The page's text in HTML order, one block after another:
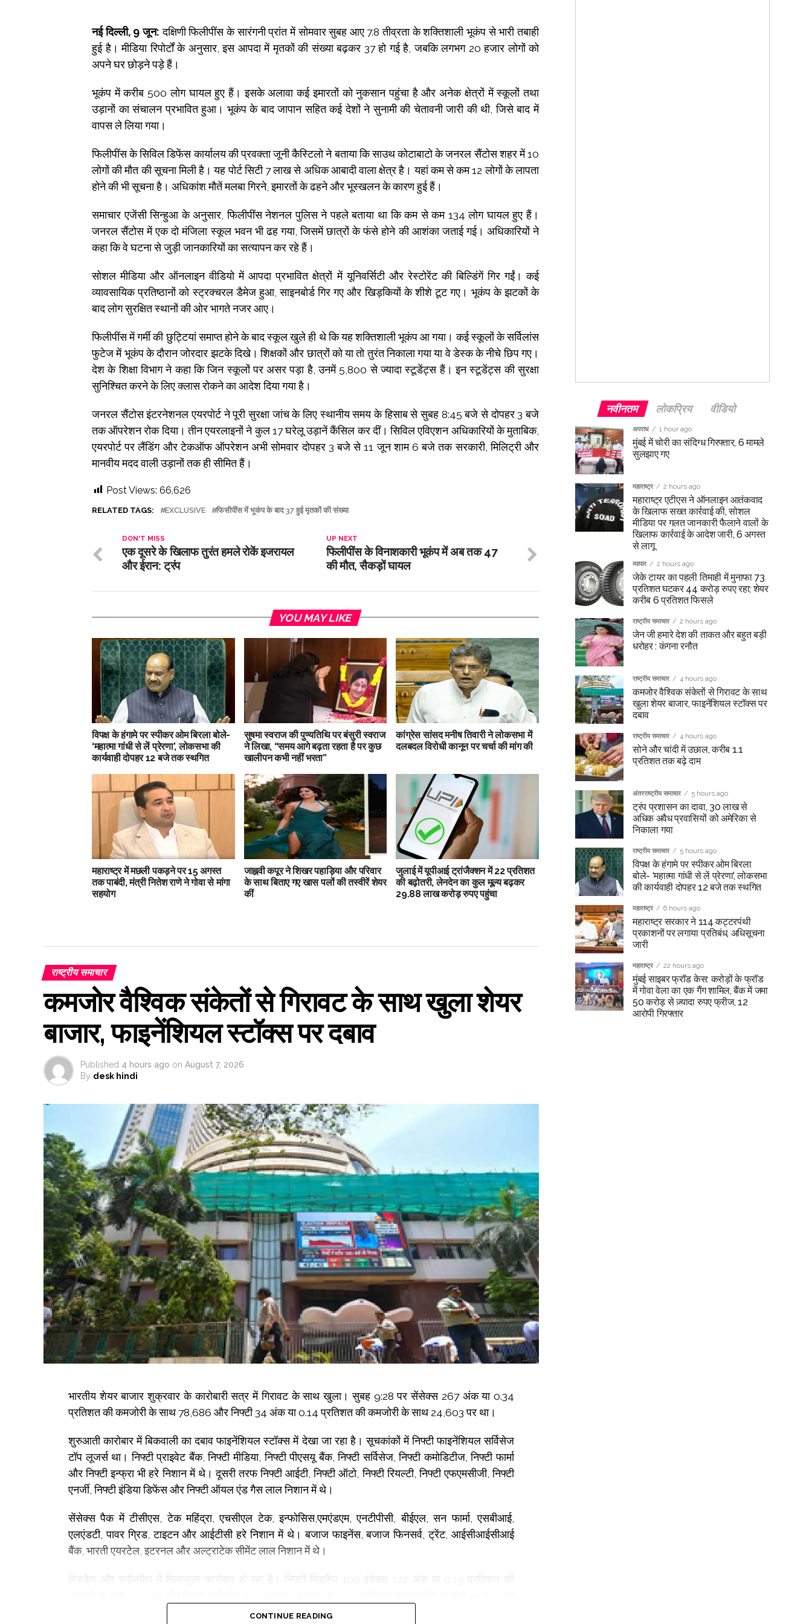
नई दिल्ली, 9 जून:दक्षिणी फिलीपींस के सारंगनी प्रांत में सोमवार सुबह आए 7.8 तीव्रता के शक्तिशाली भूकंप से भारी तबाही
हुई है। मीडिया रिपोर्टों के अनुसार, इस आपदा में मृतकों की संख्या बढ़कर 37 हो गई है, जबकि लगभग 20 हजार लोगों को
अपने घर छोड़ने पड़े हैं।
भूकंप में करीब 500 लोग घायल हुए हैं। इसके अलावा कई इमारतों को नुकसान पहुंचा है और अनेक क्षेत्रों में स्कूलों तथा
उड़ानों का संचालन प्रभावित हुआ। भूकंप के बाद जापान सहित कई देशों ने सुनामी की चेतावनी जारी की थी, जिसे बाद में
वापस ले लिया गया।
फिलीपींस के सिविल डिफेंस कार्यालय की प्रवक्ता जूनी कैस्टिलो ने बताया कि साउथ कोटाबाटो के जनरल सैंटोस शहर में 10
लोगों की मौत की सूचना मिली है। यह पोर्ट सिटी 7 लाख से अधिक आबादी वाला क्षेत्र है। यहां कम से कम 12 लोगों के लापता
होने की भी सूचना है। अधिकांश मौतें मलबा गिरने, इमारतों के ढहने और भूस्खलन के कारण हुई हैं।
समाचार एजेंसी सिन्हुआ के अनुसार, फिलीपींस नेशनल पुलिस ने पहले बताया था कि कम से कम 134 लोग घायल हुए हैं।
जनरल सैंटोस में एक दो मंजिला स्कूल भवन भी ढह गया, जिसमें छात्रों के फंसे होने की आशंका जताई गई। अधिकारियों ने
कहा कि वे घटना से जुड़ी जानकारियों का सत्यापन कर रहे हैं।
सोशल मीडिया और ऑनलाइन वीडियो में आपदा प्रभावित क्षेत्रों में यूनिवर्सिटी और रेस्टोरेंट की बिल्डिंगें गिर गईं। कई
व्यावसायिक प्रतिष्ठानों को स्ट्रक्चरल डैमेज हुआ, साइनबोर्ड गिर गए और खिड़कियों के शीशे टूट गए। भूकंप के झटकों के
बाद लोग सुरक्षित स्थानों की ओर भागते नजर आए।
फिलीपींस में गर्मी की छुट्टियां समाप्त होने के बाद स्कूल खुले ही थे कि यह शक्तिशाली भूकंप आ गया। कई स्कूलों के सर्विलांस
फुटेज में भूकंप के दौरान जोरदार झटके दिखे। शिक्षकों और छात्रों को या तो तुरंत निकाला गया या वे डेस्क के नीचे छिप गए।
देश के शिक्षा विभाग ने कहा कि जिन स्कूलों पर असर पड़ा है, उनमें 5,800 से ज्यादा स्टूडेंट्स हैं। इन स्टूडेंट्स की सुरक्षा
सुनिश्चित करने के लिए क्लास रोकने का आदेश दिया गया है।
जनरल सैंटोस इंटरनेशनल एयरपोर्ट ने पूरी सुरक्षा जांच के लिए स्थानीय समय के हिसाब से सुबह 8:45 बजे से दोपहर 3 बजे
तक ऑपरेशन रोक दिया। तीन एयरलाइनों ने कुल 17 घरेलू उड़ानें कैंसिल कर दीं। सिविल एविएशन अधिकारियों के मुताबिक,
एयरपोर्ट पर लैंडिंग और टेकऑफ ऑपरेशन अभी सोमवार दोपहर 3 बजे से 11 जून शाम 6 बजे तक सरकारी, मिलिट्री और
मानवीय मदद वाली उड़ानों तक ही सीमित हैं।
Post Views: 66,626
RELATED TAGS: EXCLUSIVE फिसीपींस में भूकंप के बाद 37 हुई मृतकों की संख्या
UP NEXT
फिलीपींस के विनाशकारी भूकंप में अब तक 47
की मौत, सैकड़ों घायल
DON'T MISS
एक दूसरे के खिलाफ तुरंत हमले रोकें इजरायल
और ईरान: ट्रंप
YOU MAY LIKE
विपक्ष के हंगामे पर स्पीकर ओम बिरला बोले-
‘महात्मा गांधी से लें प्रेरणा’, लोकसभा की
कार्यवाही दोपहर 12 बजे तक स्थगित
सुषमा स्वराज की पुण्यतिथि पर बंसुरी स्वराज
ने लिखा, “समय आगे बढ़ता रहता है पर कुछ
खालीपन कभी नहीं भरता”
कांग्रेस सांसद मनीष तिवारी ने लोकसभा में
दलबदल विरोधी कानून पर चर्चा की मांग की
महाराष्ट्र में मछली पकड़ने पर 15 अगस्त
तक पाबंदी, मंत्री नितेश राणे ने गोवा से मांगा
सहयोग
जाह्नवी कपूर ने शिखर पहाड़िया और परिवार
के साथ बिताए गए खास पलों की तस्वीरें शेयर
कीं
जुलाई में यूपीआई ट्रांजैक्शन में 22 प्रतिशत
की बढ़ोतरी, लेनदेन का कुल मूल्य बढ़कर
29.88 लाख करोड़ रुपए पहुंचा
राष्ट्रीय समाचार
कमजोर वैश्विक संकेतों से गिरावट के साथ खुला शेयर
बाजार, फाइनेंशियल स्टॉक्स पर दबाव
Published 4 hours ago on August 7, 2026
By desk hindi
भारतीय शेयर बाजार शुक्रवार के कारोबारी सत्र में गिरावट के साथ खुला। सुबह 9:28 पर सेंसेक्स 267 अंक या 0.34
प्रतिशत की कमजोरी के साथ 78,686 और निफ्टी 34 अंक या 0.14 प्रतिशत की कमजोरी के साथ 24,603 पर था।
शुरुआती कारोबार में बिकवाली का दबाव फाइनेंशियल स्टॉक्स में देखा जा रहा है। सूचकांकों में निफ्टी फाइनेंशियल सर्विसेज
टॉप लूजर्स था। निफ्टी प्राइवेट बैंक, निफ्टी मीडिया, निफ्टी पीएसयू बैंक, निफ्टी सर्विसेज, निफ्टी कमोडिटीज, निफ्टी फार्मा
और निफ्टी इन्फ्रा भी हरे निशान में थे। दूसरी तरफ निफ्टी आईटी, निफ्टी ऑटो, निफ्टी रियल्टी, निफ्टी एफएमसीजी, निफ्टी
एनर्जी, निफ्टी इंडिया डिफेंस और निफ्टी ऑयल एंड गैस लाल निशान में थे।
सेंसेक्स पैक में टीसीएस, टेक महिंद्रा, एचसीएल टेक, इन्फोसिस,एमएंडएम, एनटीपीसी, बीईएल, सन फार्मा, एसबीआई,
एलएंडटी, पावर ग्रिड, टाइटन और आईटीसी हरे निशान में थे। बजाज फाइनेंस, बजाज फिनसर्व, ट्रेंट, आईसीआईसीआई
बैंक, भारती एयरटेल, इटरनल और अल्ट्राटेक सीमेंट लाल निशान में थे।
CONTINUE READING
नवीनतम लोकप्रिय वीडियो
अपराध 1 hour ago
मुंबई में चोरी का संदिग्ध गिरफ्तार, 6 मामले
सुलझाए गए
महाराष्ट्र 2 hours ago
महाराष्ट्र एटीएस ने ऑनलाइन आतंकवाद
के खिलाफ सख्त कार्रवाई की, सोशल
मीडिया पर गलत जानकारी फैलाने वालों के
खिलाफ कार्रवाई के आदेश जारी, 6 अगस्त
से लागू
व्यापार 2 hours ago
जेके टायर का पहली तिमाही में मुनाफा 73
प्रतिशत घटकर 44 करोड़ रुपए रहा; शेयर
करीब 6 प्रतिशत फिसले
राष्ट्रीय समाचार 2 hours ago
जेन जी हमारे देश की ताकत और बहुत बड़ी
धरोहर : कंगना रनौत
राष्ट्रीय समाचार 4 hours ago
कमजोर वैश्विक संकेतों से गिरावट के साथ
खुला शेयर बाजार, फाइनेंशियल स्टॉक्स पर
दबाव
राष्ट्रीय समाचार 4 hours ago
सोने और चांदी में उछाल, करीब 1.1
प्रतिशत तक बढ़े दाम
अंतरराष्ट्रीय समाचार 5 hours ago
ट्रंप प्रशासन का दावा, 30 लाख से
अधिक अवैध प्रवासियों को अमेरिका से
निकाला गया
राष्ट्रीय समाचार 5 hours ago
विपक्ष के हंगामे पर स्पीकर ओम बिरला
बोले- ‘महात्मा गांधी से लें प्रेरणा’, लोकसभा
की कार्यवाही दोपहर 12 बजे तक स्थगित
महाराष्ट्र 6 hours ago
महाराष्ट्र सरकार ने 114 कट्टरपंथी
प्रकाशनों पर लगाया प्रतिबंध, अधिसूचना
जारी
महाराष्ट्र 22 hours ago
मुंबई साइबर फ्रॉड केस: करोड़ों के फ्रॉड
में गोवा वेला का एक गैंग शामिल, बैंक में जमा
50 करोड़ से ज़्यादा रुपए फ्रीज, 12
आरोपी गिरफ्तार